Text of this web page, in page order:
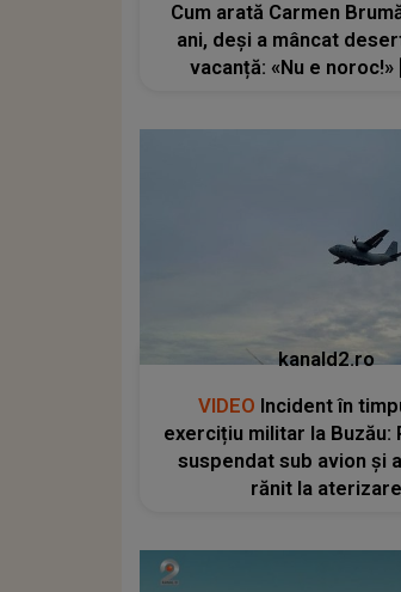
Cum arată Carmen
ani, deși a mâncat
vacanță: «Nu e noroc!»
kanald2.ro
VIDEO Incident în
exercițiu militar la Buzău:
suspendat sub avion și
rănit la aterizare